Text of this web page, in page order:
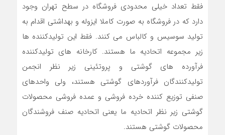
فقط تعداد خیلی محدودی فروشگاه در سطح تهران وجود
دارد که در فروشگاه به صورت کاملا ایزوله و بهداشتی اقدام به
تولید سوسیس و کالباس می کنند. فقط این تولیدکننده ها
زیر مجموعه اتحادیه ما هستند. کارخانه های تولیدکننده
فرآورده های گوشتی و پروتئینی زیر نظر انجمن
تولیدکنندگان فرآوردهای گوشتی هستند، ولی واحدهای
صنفی توزیع کننده خرده فروشی و عمده فروشی محصولات
گوشتی زیر نظر اتحادیه ما یعنی اتحادیه صنف فروشندگان
محصولات گوشتی هستند.